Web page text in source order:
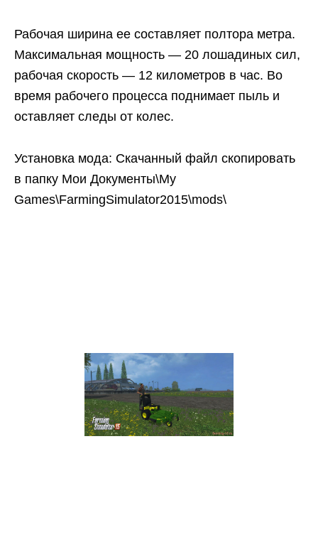
Рабочая ширина ее составляет полтора метра.
Максимальная мощность — 20 лошадиных сил,
рабочая скорость — 12 километров в час. Во
время рабочего процесса поднимает пыль и
оставляет следы от колес.
Установка мода: Скачанный файл скопировать
в папку Мои Документы\My
Games\FarmingSimulator2015\mods\